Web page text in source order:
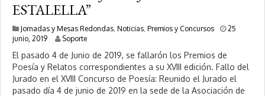
ESTALELLA”
Jornadas y Mesas Redondas Noticias Premios y Concursos
25
junio, 20191
f
e
b
r
Soporte
El pasado 4 de Junio de 2019, se fallarón los Premios de
Poesía y Relatos correspondientes a su XVIII edición. Fallo del
Jurado en el XVIII Concurso de Poesía: Reunido el Jurado el
pasado día 4 de junio de 2019 en la sede de la Asociación de